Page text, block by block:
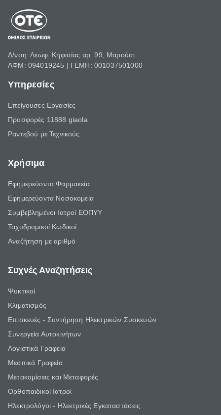
Δ/νση: Λεωφ. Κηφισίας αρ. 99, Μαρούσι
ΑΦΜ: 094019245 | ΓΕΜΗ: 001037501000
Υπηρεσίες
Επείγουσες Εργασίες
Προσφορές 11888 giaola
Ραντεβού με Τεχνικούς
Χρήσιμα
Εφημερεύοντα Φαρμακεία
Εφημερεύοντα Νοσοκομεία
Συμβεβλημένοι Ιατροί ΕΟΠΥΥ
Ταχυδρομικοί Κωδικοί
Αναζήτηση με αριθμό
Συχνές Αναζητήσεις
Ψυκτικοί
Κλιματισμός
Επισκευές - Συντήρηση Ηλεκτρικών Συσκευών
Συνεργεία Αυτοκινήτων
Λογιστικά Γραφεία
Μεσιτικά Γραφεία
Μετακομίσεις και Μεταφορές
Ορθοπαιδικοί Ιατροί
Ηλεκτρολόγοι - Ηλεκτρικές Εγκαταστάσεις